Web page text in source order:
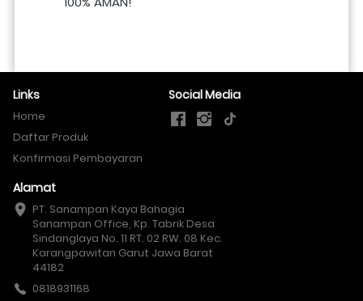
Links
Home
Daftar Produk
Konfirmasi Pembayaran
Social Media
Alamat
PT. Sanampan Kaya Bahagia
Sanampan Office, Kp. Tabrik Desa
Sindanglaya No. 11 RT. 02 RW. 08 Kec.
Karangpawitan Garut Jawa Barat
44182
0818931168